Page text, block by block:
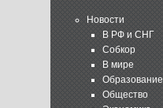
Новости
В РФ и СНГ
Собкор
В мире
Образование
Общество